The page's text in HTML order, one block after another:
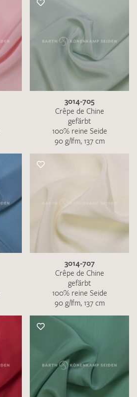
3014-705
Crêpe de Chine
gefärbt
100% reine Seide
90 g/lfm, 137 cm
3014-707
Crêpe de Chine
gefärbt
100% reine Seide
90 g/lfm, 137 cm